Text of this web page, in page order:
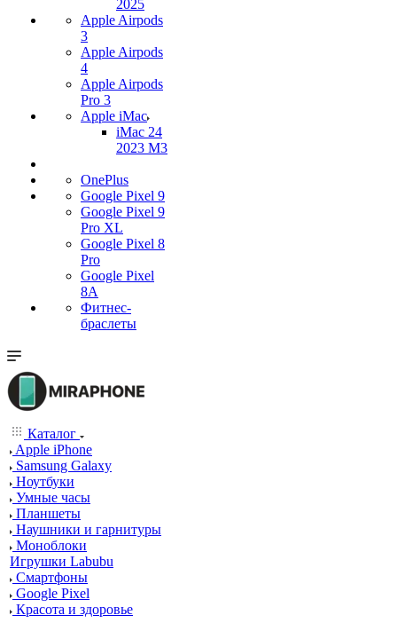
2025
Apple Airpods
3
Apple Airpods
4
Apple Airpods
Pro 3
Apple iMac
iMac 24
2023 M3
OnePlus
Google Pixel 9
Google Pixel 9
Pro XL
Google Pixel 8
Pro
Google Pixel
8A
Фитнес-
браслеты
Каталог
Apple iPhone
Samsung Galaxy
Ноутбуки
Умные часы
Планшеты
Наушники и гарнитуры
Моноблоки
Игрушки Labubu
Смартфоны
Google Pixel
Красота и здоровье